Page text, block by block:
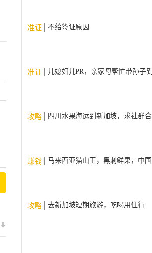
准证 不给签证原因
准证
儿媳妇儿PR，亲家母帮忙带孙子到
攻略
四川水果海运到新加坡，求社群合
赚钱
马来西亚猫山王，黑刺鲜果，中国
攻略
去新加坡短期旅游，吃喝用住行